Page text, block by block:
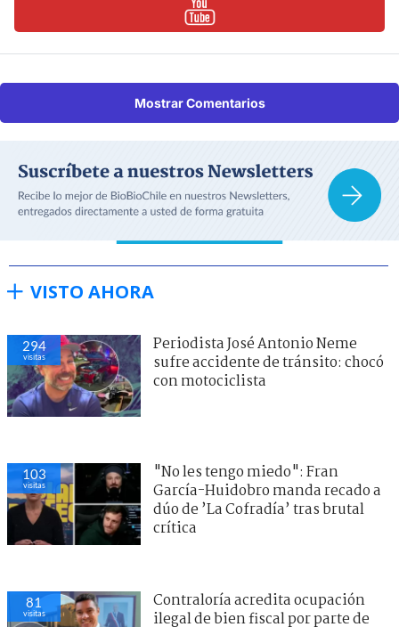
Mostrar Comentarios
VISTO AHORA
294
visitas
Periodista José Antonio Neme
sufre accidente de tránsito: chocó
con motociclista
103
visitas
"No les tengo miedo": Fran
García-Huidobro manda recado a
dúo de ’La Cofradía’ tras brutal
crítica
81
visitas
Contraloría acredita ocupación
ilegal de bien fiscal por parte de